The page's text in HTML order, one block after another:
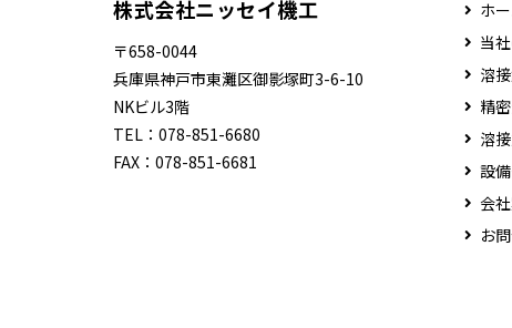
株式会社ニッセイ機工
〒658-0044
兵庫県神戸市東灘区御影塚町3-6-10
NKビル3階
TEL： 078-851-6680
FAX： 078-851-6681
ホ
当
溶
精
溶
設
会
お